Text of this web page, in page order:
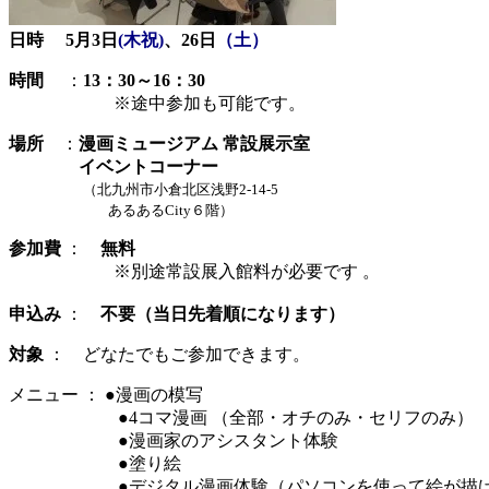
日時 5月3日 (木祝)、26日 （土）
時間 ： 13：30～16：30
※途中参加も可能です。
場所 ： 漫画ミュージアム 常設展示室
イベントコーナー
（北九州市小倉北区浅野2-14-5
あるあるCity６階）
参加費 ： 無料
※別途常設展入館料が必要です 。
申込み ： 不要（当日先着順になります）
対象 ： どなたでもご参加できます。
メニュー ： ●漫画の模写
●4コマ漫画 （全部・オチのみ・セリフのみ）
●漫画家のアシスタント体験
●塗り絵